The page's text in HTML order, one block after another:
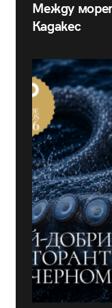
Между
Кадакес